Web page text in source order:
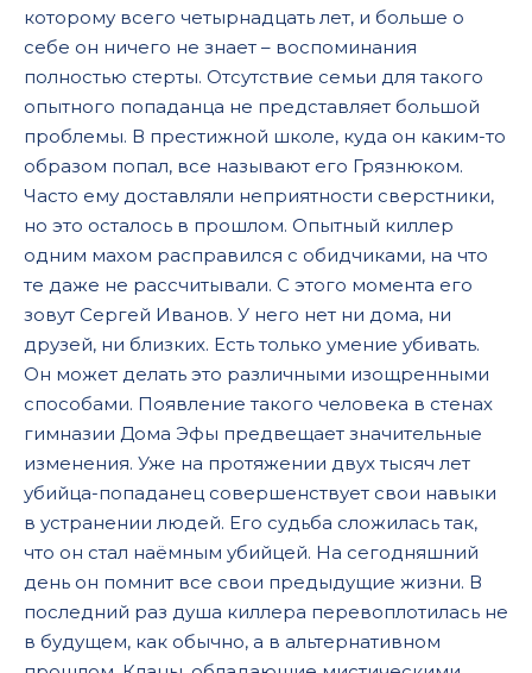
которому всего четырнадцать лет, и больше о
себе он ничего не знает – воспоминания
полностью стерты. Отсутствие семьи для такого
опытного попаданца не представляет большой
проблемы. В престижной школе, куда он каким-то
образом попал, все называют его Грязнюком.
Часто ему доставляли неприятности сверстники,
но это осталось в прошлом. Опытный киллер
одним махом расправился с обидчиками, на что
те даже не рассчитывали. С этого момента его
зовут Сергей Иванов. У него нет ни дома, ни
друзей, ни близких. Есть только умение убивать.
Он может делать это различными изощренными
способами. Появление такого человека в стенах
гимназии Дома Эфы предвещает значительные
изменения. Уже на протяжении двух тысяч лет
убийца-попаданец совершенствует свои навыки
в устранении людей. Его судьба сложилась так,
что он стал наёмным убийцей. На сегодняшний
день он помнит все свои предыдущие жизни. В
последний раз душа киллера перевоплотилась не
в будущем, как обычно, а в альтернативном